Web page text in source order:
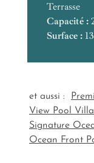
Terrasse
Capacité :
Surface :
Capacité :
Surface :
Capacité :
Capacité :
Surface :
et aussi :
View Pool Villa
Signature
Ocean Front